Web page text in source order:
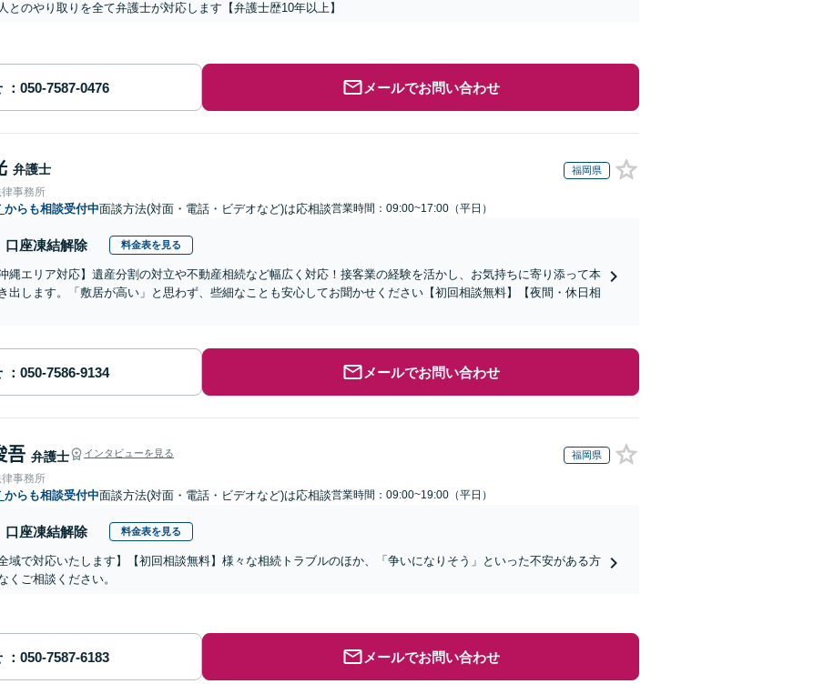
とのやり取りを全て弁護士が対応します【弁護士歴10年以上】
メールでお問い合わせ
弁護士 福岡県
事務所
からも相談受付中面談方法(対面・電話・ビデオなど)は応相談営業時間：09:00~17:00（平日）
口座凍結解除 料金表を見る
沖縄エリア対応】遺産分割の対立や不動産相続など幅広く対応！接客業の経験を活かし、お気持ちに寄り添って本
出します。「敷居が高い」と思わず、些細なことも安心してお聞かせください【初回相談無料】【夜間・休日相
メールでお問い合わせ
吾 弁護士 インタビューを見る 福岡県
事務所
からも相談受付中面談方法(対面・電話・ビデオなど)は応相談営業時間：09:00~19:00（平日）
口座凍結解除 料金表を見る
全域で対応いたします】【初回相談無料】様々な相続トラブルのほか、「争いになりそう」といった不安がある方
くご相談ください。
メールでお問い合わせ